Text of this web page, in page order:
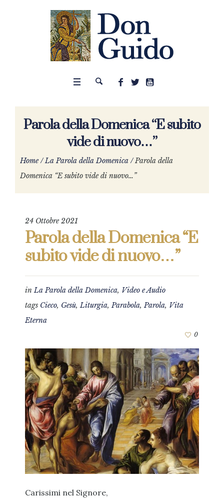
Parola della Domenica “E subito
vide di nuovo…”
Home /La Parola della Domenica /Parola della
Domenica “E subito vide di nuovo…”
24 Ottobre 2021
Parola della Domenica “E
subito vide di nuovo…”
inLa Parola della Domenica, Video e Audio
tags Cieco, Gesù,Liturgia,Parabola,Parola, Vita
Eterna
0
Carissimi nel Signore,